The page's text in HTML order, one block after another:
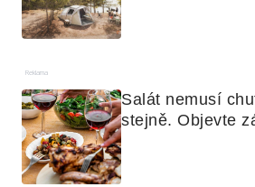
Reklama
Salát nemusí
stejně. Objevte